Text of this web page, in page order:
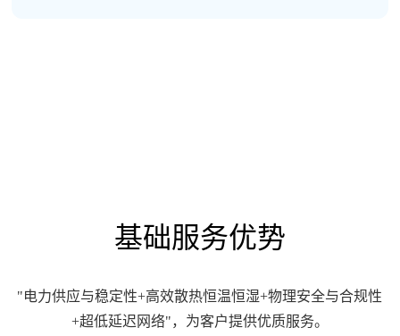
基础服务优势
"电力供应与稳定性+‌高效散热恒温恒湿+物理安全与合规性
+超低延迟网络"，为客户提供优质服务。